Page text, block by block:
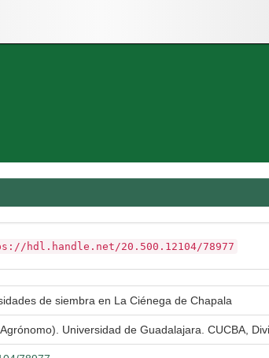
hdl.handle.net/20.500.12104/78977
de siembra en La Ciénega de Chapala
Universidad de Guadalajara. CUCBA,